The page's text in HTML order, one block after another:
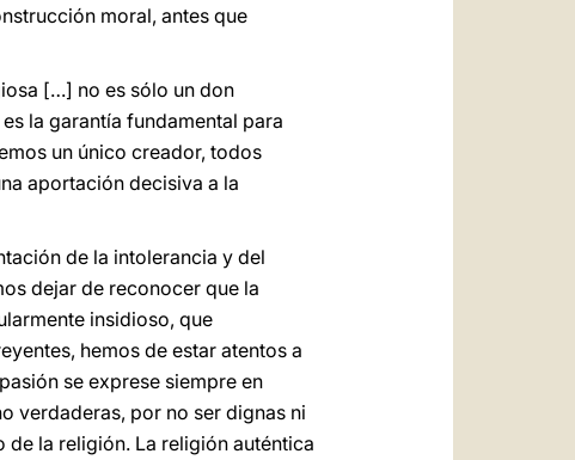
moral, antes que
[…] no es sólo un don
la garantía fundamental para
un único creador, todos
aportación decisiva a la
de la intolerancia y del
dejar de reconocer que la
insidioso, que
hemos de estar atentos a
se exprese siempre en
verdaderas, por no ser dignas ni
la religión. La religión auténtica